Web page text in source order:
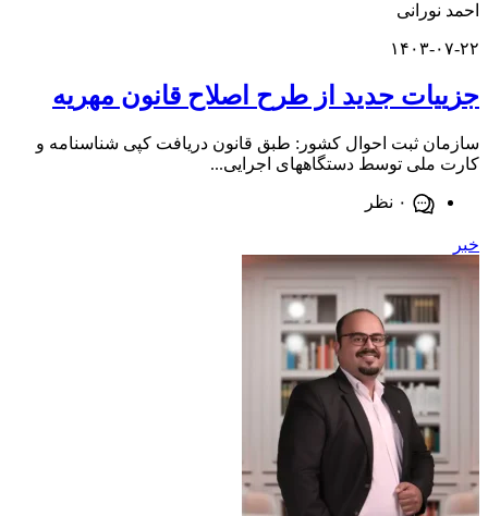
۲۲
جدید از طرح اصلاح قانون مهریه
ثبت احوال کشور: طبق قانون دریافت کپی شناسنامه و
توسط دستگاههای اجرایی...
۰ نظر